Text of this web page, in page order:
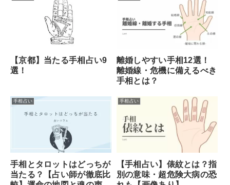
【京都】当たる手相占い9
選！
離婚しやすい手相12選！
離婚線・危機に備えるべき
手相とは？
手相占い
手相とタロットはどっちが
当たる？【占い師が徹底比
手相占い
【手相占い】俵紋とは？指
別の意味・超危険大病の恐